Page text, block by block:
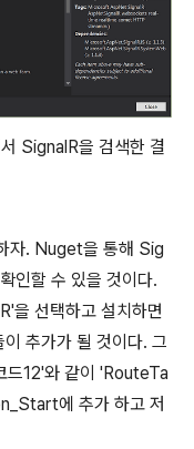
SignalR을 검색한 결
자. Nuget을 통해 Sig
인할 수 있을 것이다.
선택하고 설치하면
추가가 될 것이다. 그
드12'와 같이 'RouteTa
에 추가 하고 저